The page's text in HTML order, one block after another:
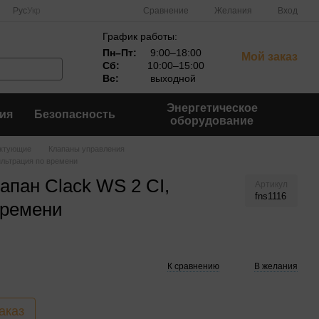
Рус Сравнение Желания Вход
График работы:
Пн–Пт:
9:00–18:00
Сб:
10:00–15:00
Вс:
выходной
Мой заказ
Безопасность
Энергетическое
оборудование
Клапаны управления
по времени
Clack WS 2 CI,
fns1116
К сравнению В желания